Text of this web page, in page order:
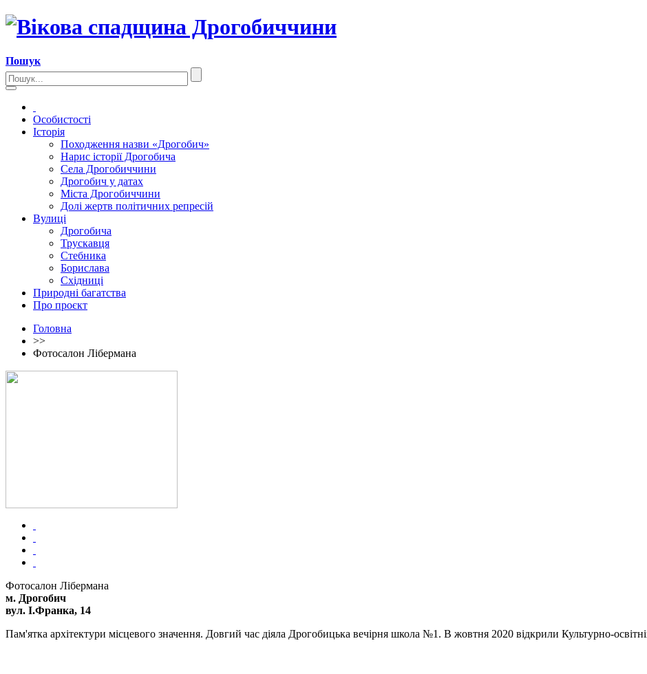
Пошук
Особистості
Історія
Походження назви «Дрогобич»
Нарис історії Дрогобича
Села Дрогобиччини
Дрогобич у датах
Міста Дрогобиччини
Долі жертв політичних репресій
Вулиці
Дрогобича
Трускавця
Стебника
Борислава
Східниці
Природні багатства
Про проєкт
Головна
>>
Фотосалон Лібермана
Фотосалон Лібермана
м. Дрогобич
вул. І.Франка, 14
Пам'ятка архітектури місцевого значення. Довгий час діяла Дрогобицька вечірня школа №1. В жовтня 2020 відкрили Культурно-